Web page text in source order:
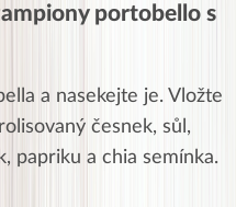
portobello s
a nasekejte je. Vložte
česnek, sůl,
papriku a chia semínka.